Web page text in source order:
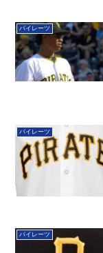
パイレーツ
パイレーツ
パイレーツ